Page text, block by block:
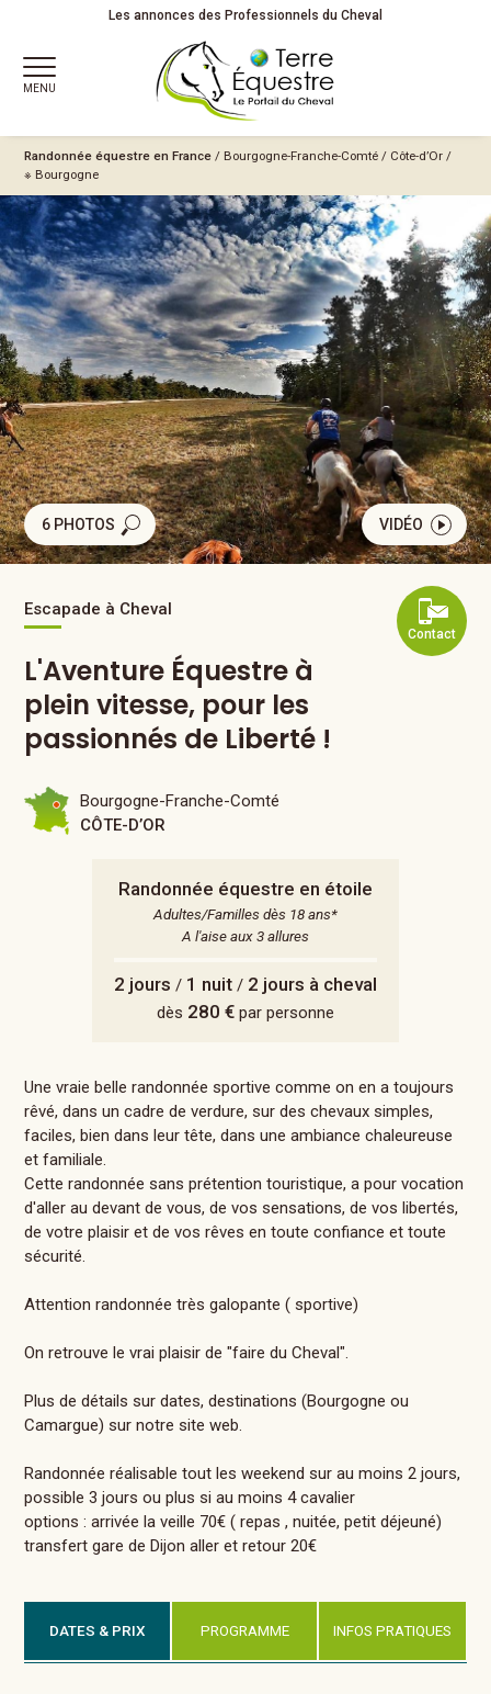
Les annonces des Professionnels du Cheval
MENU
Randonnée équestre en France / Bourgogne-Franche-Comté / Côte-d’Or /
※ Bourgogne
6 PHOTOS VIDÉO
Contact
Escapade à Cheval
L'Aventure Équestre à
plein vitesse, pour les
passionnés de Liberté !
Randonnée équestre en étoile
Adultes/Familles dès 18 ans*
A l'aise aux 3 allures
2 jours / 1 nuit/ 2 jours à cheval
dès 280 €par personne
Bourgogne-Franche-Comté
CÔTE-D’OR
Une vraie belle randonnée sportive comme on en a toujours
rêvé, dans un cadre de verdure, sur des chevaux simples,
faciles, bien dans leur tête, dans une ambiance chaleureuse
et familiale.
Cette randonnée sans prétention touristique, a pour vocation
d'aller au devant de vous, de vos sensations, de vos libertés,
de votre plaisir et de vos rêves en toute confiance et toute
sécurité.
Attention randonnée très galopante ( sportive)
On retrouve le vrai plaisir de "faire du Cheval".
Plus de détails sur dates, destinations (Bourgogne ou
Camargue) sur notre site web.
Randonnée réalisable tout les weekend sur au moins 2 jours,
possible 3 jours ou plus si au moins 4 cavalier
options : arrivée la veille 70€ ( repas , nuitée, petit déjeuné)
transfert gare de Dijon aller et retour 20€
DATES & PRIX PROGRAMME INFOS PRATIQUES